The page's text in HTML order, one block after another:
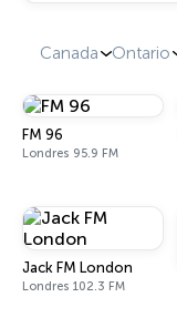
Canada Ontario
FM 96
Londres 95.9 FM
Jack FM London
Londres 102.3 FM